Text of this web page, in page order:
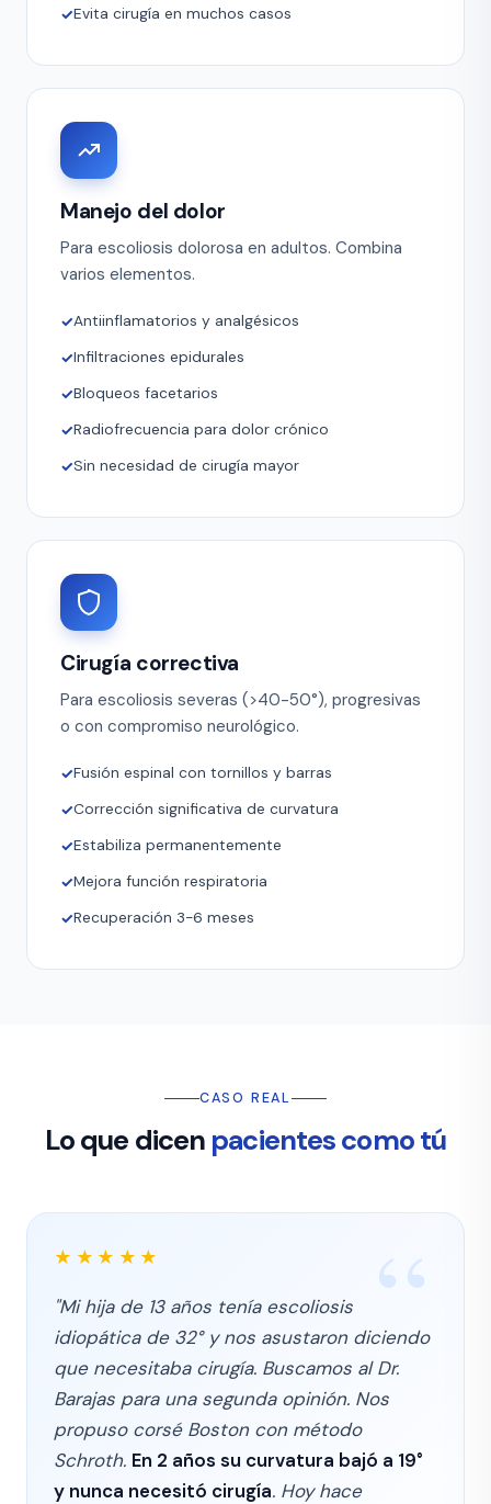
Evita cirugía en muchos casos
Manejo del dolor
Para escoliosis dolorosa en adultos. Combina
varios elementos.
Antiinflamatorios y analgésicos
Infiltraciones epidurales
Bloqueos facetarios
Radiofrecuencia para dolor crónico
Sin necesidad de cirugía mayor
Cirugía correctiva
Para escoliosis severas (>40-50°), progresivas
o con compromiso neurológico.
Fusión espinal con tornillos y barras
Corrección significativa de curvatura
Estabiliza permanentemente
Mejora función respiratoria
Recuperación 3-6 meses
CASO REAL
Lo que dicen pacientes como tú
★★★★★
"Mi hija de 13 años tenía escoliosis
idiopática de 32° y nos asustaron diciendo
que necesitaba cirugía. Buscamos al Dr.
Barajas para una segunda opinión. Nos
propuso corsé Boston con método
Schroth. En 2 años su curvatura bajó a 19°
y nunca necesitó cirugía. Hoy hace